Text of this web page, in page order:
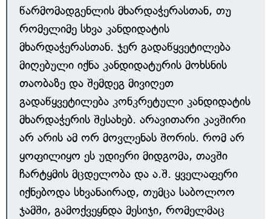
წარმომადგენლის მხარდაჭერასთან, თუ
რომელიმე სხვა კანდიდატის
მხარდაჭერასთან. ჯერ გადაწყვეტილება
მიღებული იქნა კანდიდატურის მოხსნის
თაობაზე და შემდეგ მივიღეთ
გადაწყვეტილება კონკრეტული კანდიდატის
მხარდაჭერის შესახებ. არავითარი კავშირი
არ არის ამ ორ მოვლენას შორის. რომ არ
ყოფილიყო ეს უდიერი მიდგომა, თავში
ჩარტყმის მცდელობა და ა.შ. ყველაფერი
იქნებოდა სხვანაირად, თუმცა საბოლოო
ჯამში, გამოქვეყნდა მესიჯი, რომელმაც